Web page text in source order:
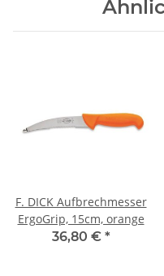
F. DICK Aufbrechmesser
ErgoGrip, 15cm, orange
36,80 € *